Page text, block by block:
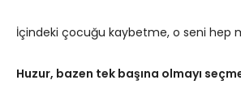
İçindeki çocuğu kaybetme, o seni hep
Huzur, bazen tek başına olmayı